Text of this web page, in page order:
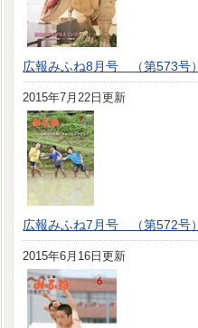
広報みふね8月号 （第573号）
2015年7月22日更新
広報みふね7月号 （第572号）
2015年6月16日更新